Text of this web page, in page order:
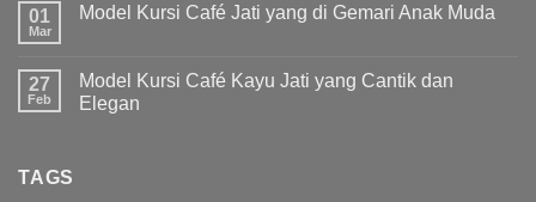
01
Mar
Model Kursi Café Jati yang di Gemari Anak Muda
27
Feb
Model Kursi Café Kayu Jati yang Cantik dan
Elegan
TAGS